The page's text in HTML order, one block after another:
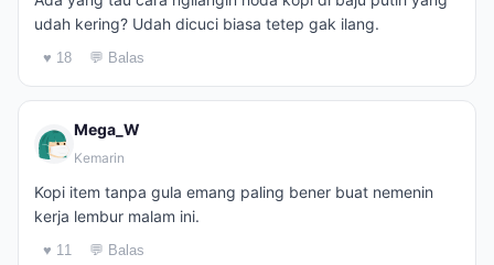
udah kering? Udah dicuci biasa tetep gak ilang.
♥ 18 💬 Balas
Mega_W
Kemarin
Kopi item tanpa gula emang paling bener buat nemenin
kerja lembur malam ini.
♥ 11 💬 Balas